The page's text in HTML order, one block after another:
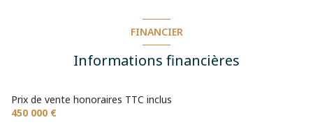
FINANCIER
Informations financières
Prix de vente honoraires TTC inclus
450 000 €